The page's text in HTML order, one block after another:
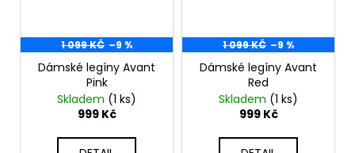
1 099 KČ –9 %
Dámské legíny Avant
Pink
Skladem (1 ks)
999 Kč
1 099 KČ –9 %
Dámské legíny Avant
Red
Skladem (1 ks)
999 Kč